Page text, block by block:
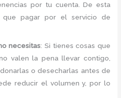
por tu cuenta. De esta
que pagar por el servicio de
necesitas: Si tienes cosas que
valen la pena llevar contigo,
o desecharlas antes de
reducir el volumen y, por lo